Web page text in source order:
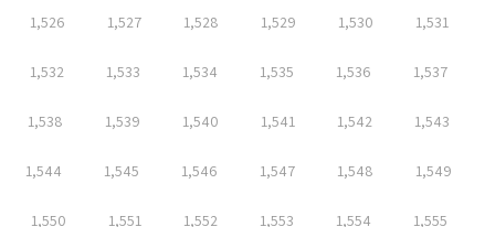
1,526 1,527 1,528 1,529 1,530 1,531
1,532 1,533 1,534 1,535 1,536 1,537
1,538 1,539 1,540 1,541 1,542 1,543
1,544 1,545 1,546 1,547 1,548 1,549
1,550 1,551 1,552 1,553 1,554 1,555